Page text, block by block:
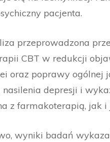
pacjenta.
przeprowadzona
CBT w redukcji
oraz poprawy ogólnej
depresji i
z farmakoterapią, jak
wyniki badań